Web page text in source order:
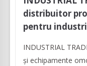
distribuitor
pentru
INDUSTRIAL
și echipamente